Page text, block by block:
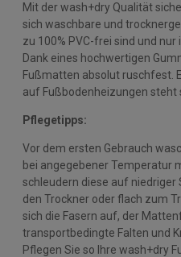
Mit der wash+dry Qualität
sich waschbare und
zu 100% PVC-frei sind und
Dank eines hochwertigen
Fußmatten absolut ruschfest.
auf Fußbodenheizungen steht
Pflegetipps:
Vor dem ersten Gebrauch
bei angegebener Temperatur
schleudern diese auf niedriger
den Trockner oder flach zum
sich die Fasern auf, der
transportbedingte Falten und
Pflegen Sie so Ihre wash+dry